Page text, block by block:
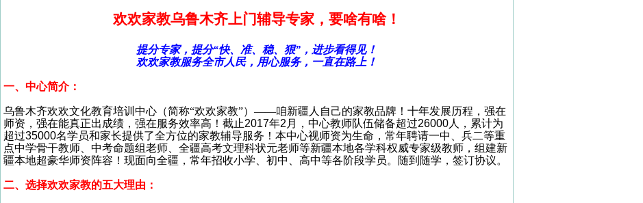
欢欢家教乌鲁木齐上门辅导专家，要啥有啥！
提分专家，提分“快、准、稳、狠”，进步看得见！
欢欢家教服务全市人民，用心服务，一直在路上！
一、中心简介：
乌鲁木齐欢欢文化教育培训中心（简称“欢欢家教”）——咱新疆人自己的家教品牌！十年发展历程，强在
师资，强在能真正出成绩，强在服务效率高！截止2017年2 月，中心教师队伍储备超过26000人，累计为
超过35000名学员和家长提供了全方位的家教辅导服务！本中心视师资为生命，常年聘请一中、兵二等重
点中学骨干教师、中考命题组老师、全疆高考文理科状元老师等新疆本地各学科权威专家级教师，组建新
疆本地超豪华师资阵容！现面向全疆，常年招收小学、初中、高中等各阶段学员。随到随学，签订协议。
二、选择欢欢家教的五大理由：